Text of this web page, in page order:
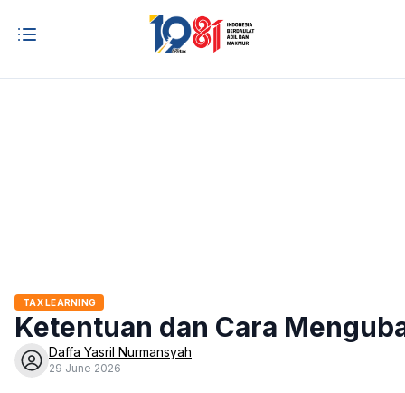
TAX LEARNING
Ketentuan dan Cara
Daffa Yasril Nurmansyah
29 June 2026